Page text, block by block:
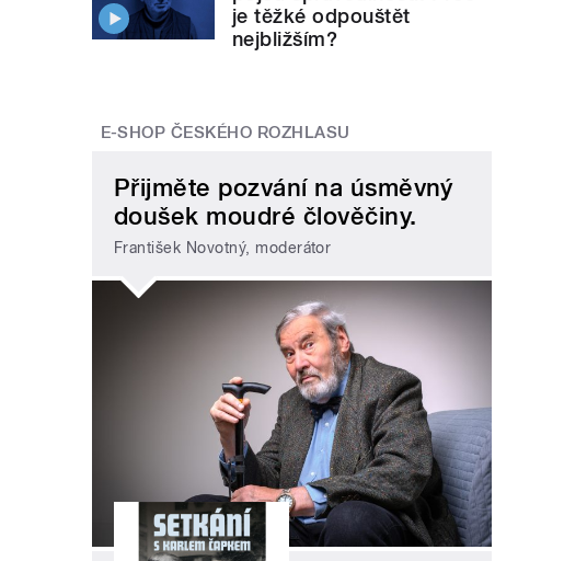
je těžké odpouštět
nejbližším?
E-SHOP ČESKÉHO ROZHLASU
Přijměte pozvání na úsměvný
doušek moudré člověčiny.
František Novotný, moderátor